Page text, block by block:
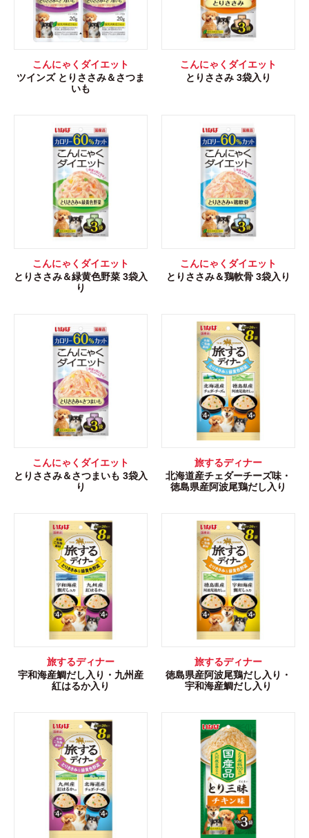
こんにゃくダイエット
ツインズ とりささみ＆さつま
いも
こんにゃくダイエット
とりささみ 3袋入り
こんにゃくダイエット
とりささみ＆緑黄色野菜 3袋入
り
こんにゃくダイエット
とりささみ＆鶏軟骨 3袋入り
こんにゃくダイエット
とりささみ＆さつまいも 3袋入
り
旅するディナー
北海道産チェダーチーズ味・
徳島県産阿波尾鶏だし入り
旅するディナー
宇和海産鯛だし入り・九州産
紅はるか入り
旅するディナー
徳島県産阿波尾鶏だし入り・
宇和海産鯛だし入り